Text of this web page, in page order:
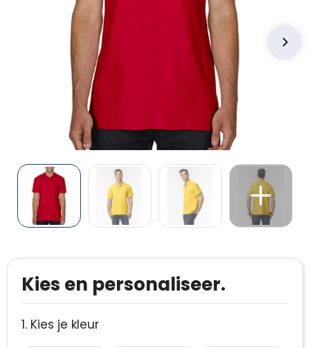
Kies en personaliseer.
1. Kies je kleur